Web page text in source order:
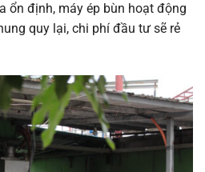
ổn định, máy ép bùn hoạt động
quy lại, chi phí đầu tư sẽ rẻ